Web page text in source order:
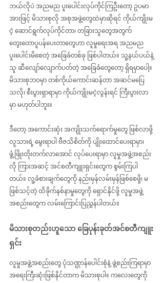
ဘယ်လိုပဲ အညမည ပူးပေါင်းလုပ်ကိုင်ကြဦးတော့ ဥပမာ
အားဖြင့် မိသားစုလို အစုအဖွဲ့တွေထဲမှာဆိုရင် ကိုယ်ကျိုးမ
ငဲ့ ဆောင်ရွက်လုပ်ကိုင်တာ၊ တခြားသူတွေအတွက်
တွေးတောပူပန်ပေးတာတွေဟာ လူမှုရေးအရ အညမည
ပူးပေါင်းမိစေတဲ့ အခြေခံတစ်ခု ဖြစ်ပါတယ်။ သူ့နယ်ပယ်နဲ့
သူ ဆီလျော်လျောက်ပတ်တဲ့ အခြေခံတွေတော့ ရှိရမှာပေါ့။
မိသားစုဘဝမှာ တစ်ကိုယ်ကောင်းဆန်တာ အဆင်မပြေ
သလို၊ စီးပွားရှာရာမှာ ကိုယ်ကျိုးမငဲ့လွန်းရင် ကြီးပွားလာ
မှာ မဟုတ်ပါဘူး။
ဒီတော့ အကောင်းဆုံး အကျိုးသက်ရောက်မှုတွေ ဖြစ်လာဖို့
လူသားရဲ့ မွေးရာပါ ဗီဇသိစိတ်ကို ပျိုးထောင်ပေးရာမှာ၊
ဖွံ့ဖြိုးတိုးတက်လာအောင် လုပ်ပေးရာမှာ လူမှုအဖွဲ့အစည်း
လို ကြားအဆင့် အင်စတီကျူးရှင်းတွေက စွမ်းကြပါ
တယ်။ လူ့ခံစားချက်တွေကို နည်းမှန်လမ်းမှန်ဖြစ်စေဖို့၊ မ
ဖြစ်သင့်တဲ့ ထိခိုက်နစ်နာမှုတွေကို ရှောင်နိုင်ဖို့ လူမှုအဖွဲ့
အစည်းတွေက လမ်းကြောင်းပြညွှန်ပါတယ်။
မိသားစုတည်းဟူသော ခြေပုန်းခုတ်အင်စတီကျူး
ရှင်း
လူမှုအဖွဲ့အစည်းတွေ ပုံသဏ္ဌာန်ပေါင်းစုံနဲ့ ဖွဲ့စည်းကြရာမှာ
အရေးကြီးဆုံးဖြစ်နိုင်တာက မိသားစုပါ။ ကလေးတွေကို